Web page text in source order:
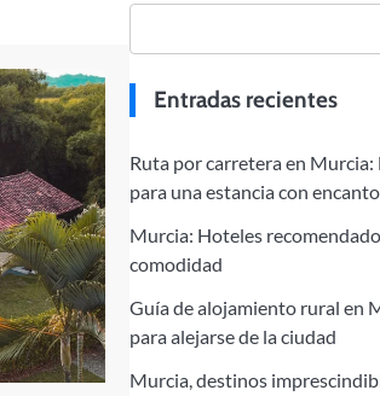
Entradas recientes
Ruta por carretera en Murcia:
para una estancia con encanto
Murcia: Hoteles
comodidad
Guía de alojamiento rural en
para alejarse de la ciudad
Murcia, destinos